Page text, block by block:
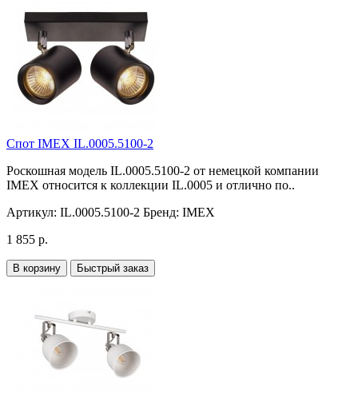
Спот IMEX IL.0005.5100-2
Роскошная модель IL.0005.5100-2 от немецкой компании
IMEX относится к коллекции IL.0005 и отлично по..
Артикул: IL.0005.5100-2 Бренд: IMEX
1 855 р.
В корзину Быстрый заказ